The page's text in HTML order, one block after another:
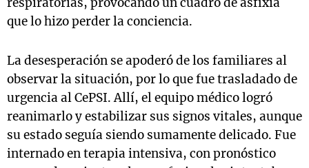
que lo hizo perder la conciencia.
La desesperación se apoderó de los familiares al
observar la situación, por lo que fue trasladado de
urgencia al CePSI. Allí, el equipo médico logró
reanimarlo y estabilizar sus signos vitales, aunque
su estado seguía siendo sumamente delicado. Fue
internado en terapia intensiva, con pronóstico